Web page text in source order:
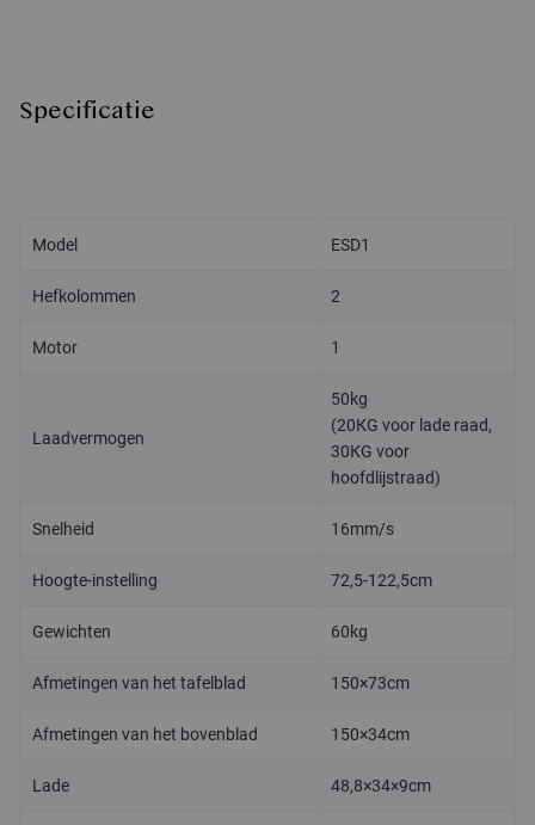
Specificatie
Model ESD1
Hefkolommen 2
Motor 1
Laadvermogen
50kg
(20KG voor lade raad,
30KG voor
hoofdlijstraad)
Snelheid 16mm/s
Hoogte-instelling 72,5-122,5cm
Gewichten 60kg
Afmetingen van het tafelblad 150×73cm
Afmetingen van het bovenblad 150×34cm
Lade 48,8×34×9cm